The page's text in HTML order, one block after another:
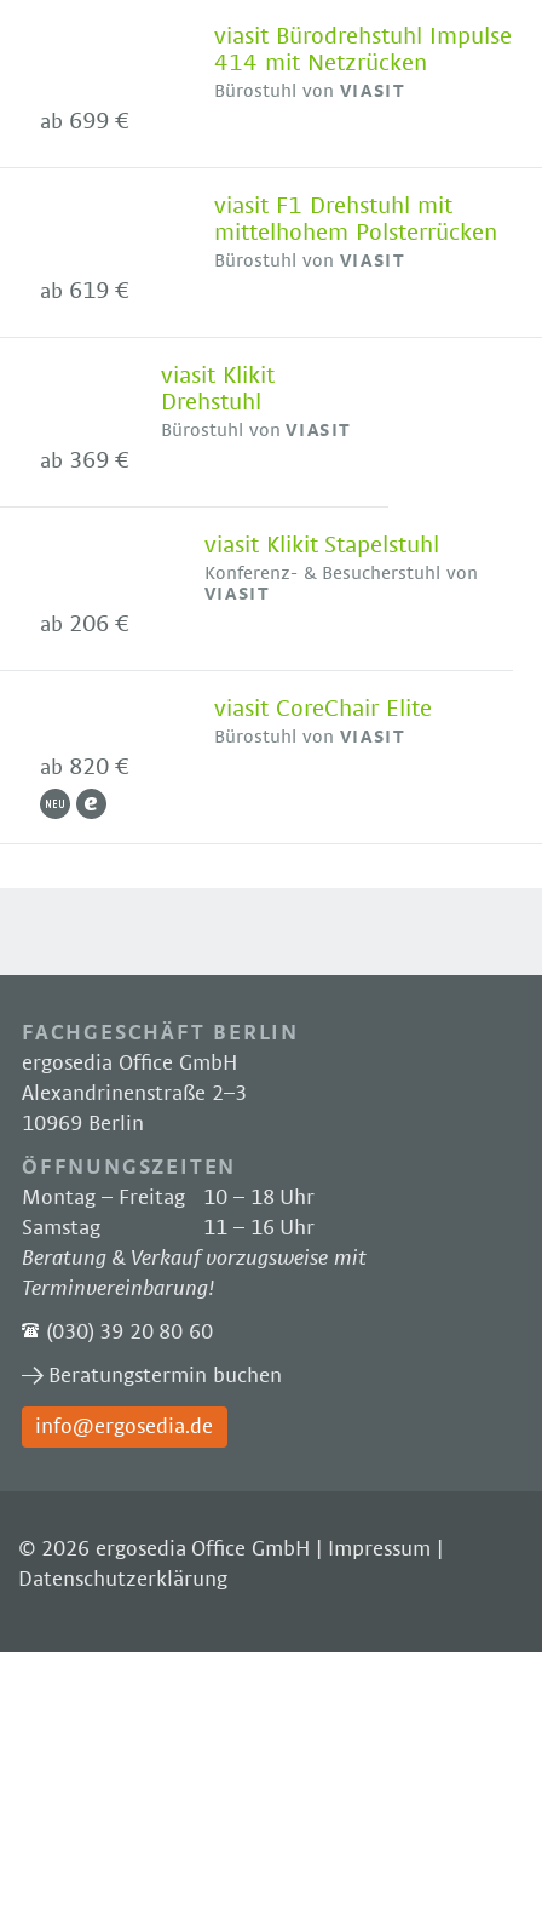
viasit Bürodrehstuhl Impulse
414 mit Netzrücken
Bürostuhl von VIASIT
ab 699 €
viasit F1 Drehstuhl mit
mittelhohem Polsterrücken
Bürostuhl von VIASIT
ab 619 €
viasit Klikit
Drehstuhl
Bürostuhl vonVIASIT
ab 369 €
viasit Klikit Stapelstuhl
Konferenz- & Besucherstuhl von
VIASIT
ab 206 €
viasit CoreChair Elite
Bürostuhl von VIASIT
ab 820 €
FACHGESCHÄFT BERLIN
ergosedia Office GmbH
Alexandrinenstraße 2–3
10969 Berlin
ÖFFNUNGSZEITEN
Montag – Freitag
10 – 18 Uhr
Samstag
11 – 16 Uhr
Beratung & Verkauf vorzugsweise mit
Terminvereinbarung!
(030) 39 20 80 60
Beratungstermin buchen
info@ergosedia.de
© 2026 ergosedia Office GmbH | Impressum
Datenschutzerklärung